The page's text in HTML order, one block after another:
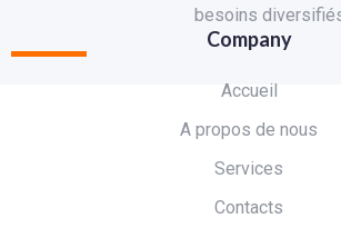
besoins
Company
Accueil
A propos de nous
Services
Contacts